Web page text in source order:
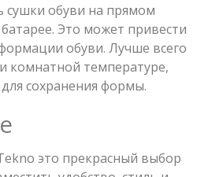
сушки обуви на прямом
Это может привести
обуви. Лучше всего
комнатной температуре,
сохранения формы.
это прекрасный выбор